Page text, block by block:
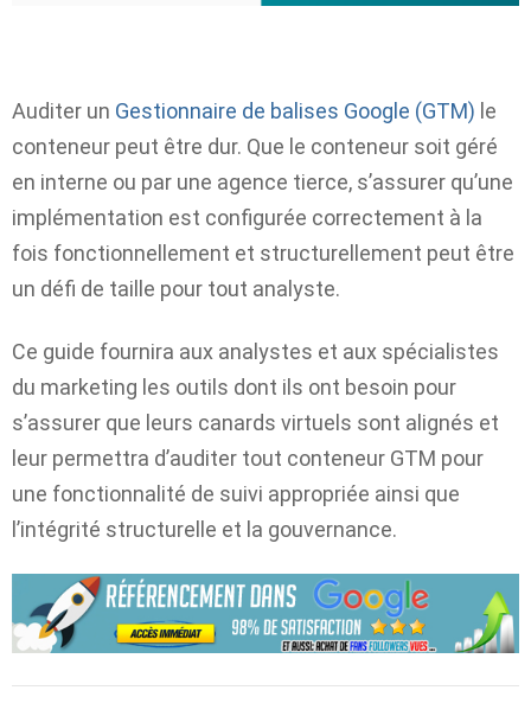
Auditer un Gestionnaire de balises Google (GTM) le
conteneur peut être dur. Que le conteneur soit géré
en interne ou par une agence tierce, s’assurer qu’une
implémentation est configurée correctement à la
fois fonctionnellement et structurellement peut être
un défi de taille pour tout analyste.
Ce guide fournira aux analystes et aux spécialistes
du marketing les outils dont ils ont besoin pour
s’assurer que leurs canards virtuels sont alignés et
leur permettra d’auditer tout conteneur GTM pour
une fonctionnalité de suivi appropriée ainsi que
l’intégrité structurelle et la gouvernance.